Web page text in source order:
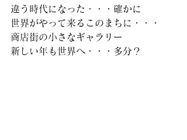
違う時代になった・・・確かに
世界がやって来るこのまちに・・・
商店街の小さなギャラリー
新しい年も世界へ・・・多分？